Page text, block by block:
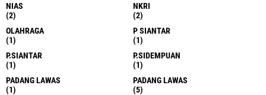
NIAS
(2)
NKRI
(2)
OLAHRAGA
(1)
P SIANTAR
(1)
P.SIANTAR
(1)
P.SIDEMPUAN
(1)
PADANG LAWAS
(1)
PADANG LAWAS
(5)